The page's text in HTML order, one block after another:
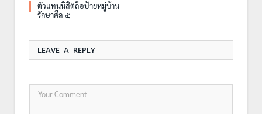
ตัวแทนนิสิตถือป้ายหมู่บ้าน
รักษาศีล ๕
LEAVE A REPLY